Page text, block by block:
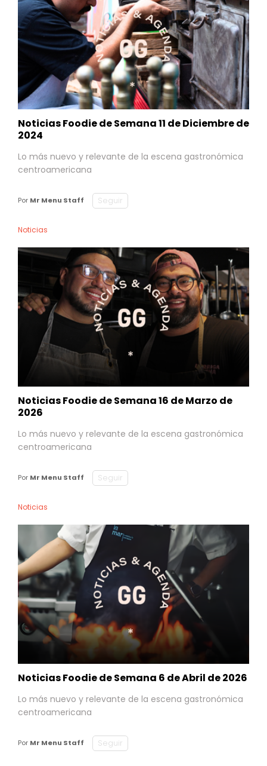
Noticias Foodie de Semana 11 de Diciembre de
2024
Lo más nuevo y relevante de la escena gastronómica
centroamericana
Por Mr Menu Staff Seguir
Noticias
Noticias Foodie de Semana 16 de Marzo de
2026
Lo más nuevo y relevante de la escena gastronómica
centroamericana
Por Mr Menu Staff Seguir
Noticias
Noticias Foodie de Semana 6 de Abril de 2026
Lo más nuevo y relevante de la escena gastronómica
centroamericana
Por Mr Menu Staff Seguir